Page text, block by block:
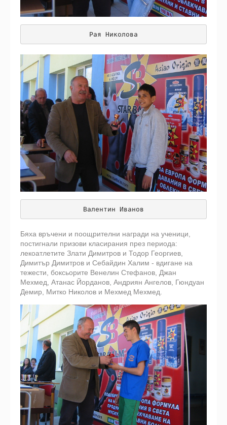
Рая Николова
Валентин Иванов
Бяха връчени и поощрителни награди на ученици,
постигнали призови класирания през периода:
лекоатлетите Злати Димитров и Тодор Георгиев,
Димитър Димитров и Себайдин Халим - вдигане на
тежести, боксьорите Венелин Стефанов, Джан
Мехмед, Атанас Йорданов, Андриян Ангелов, Гюндуан
Демир, Митко Николов и Мехмед Мехмед.